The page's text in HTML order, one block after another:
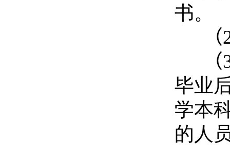
书。
（
（
毕业
学本
的人